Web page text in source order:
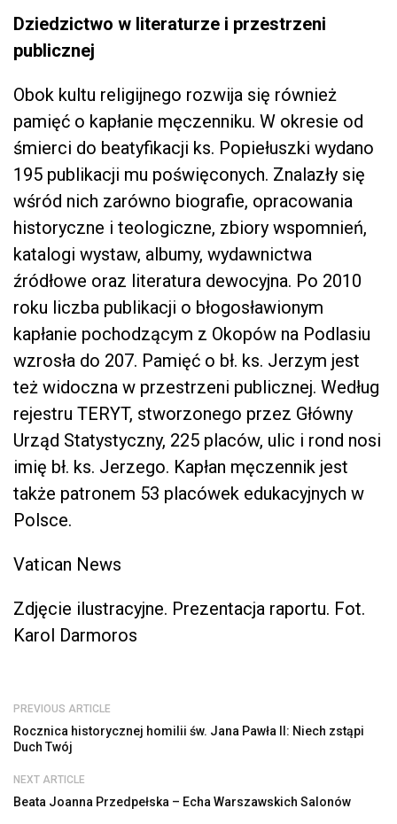
Dziedzictwo w literaturze i przestrzeni
publicznej
Obok kultu religijnego rozwija się również
pamięć o kapłanie męczenniku. W okresie od
śmierci do beatyfikacji ks. Popiełuszki wydano
195 publikacji mu poświęconych. Znalazły się
wśród nich zarówno biografie, opracowania
historyczne i teologiczne, zbiory wspomnień,
katalogi wystaw, albumy, wydawnictwa
źródłowe oraz literatura dewocyjna. Po 2010
roku liczba publikacji o błogosławionym
kapłanie pochodzącym z Okopów na Podlasiu
wzrosła do 207. Pamięć o bł. ks. Jerzym jest
też widoczna w przestrzeni publicznej. Według
rejestru TERYT, stworzonego przez Główny
Urząd Statystyczny, 225 placów, ulic i rond nosi
imię bł. ks. Jerzego. Kapłan męczennik jest
także patronem 53 placówek edukacyjnych w
Polsce.
Vatican News
Zdjęcie ilustracyjne. Prezentacja raportu. Fot.
Karol Darmoros
PREVIOUS ARTICLE
Rocznica historycznej homilii św. Jana Pawła II: Niech zstąpi
Duch Twój
NEXT ARTICLE
Beata Joanna Przedpełska – Echa Warszawskich Salonów